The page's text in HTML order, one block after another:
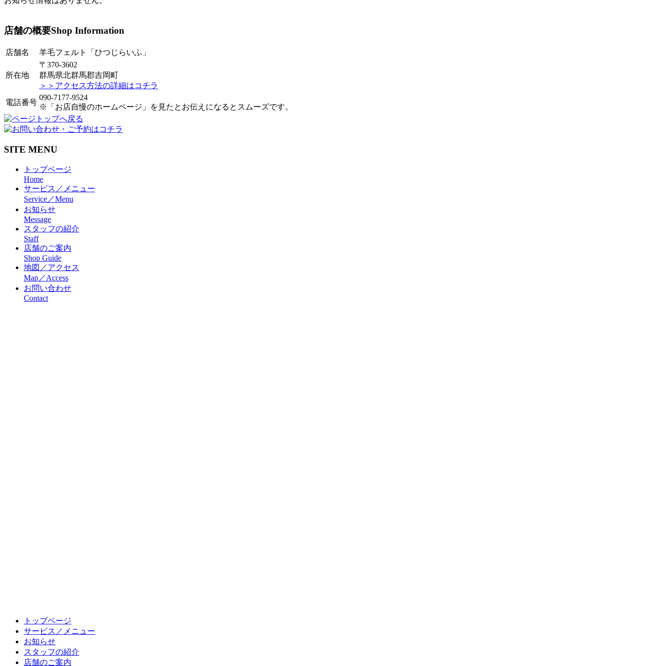
店舗の概要Shop Information
店舗名 羊毛フェルト「ひつじらいふ」
所在地
〒370-3602
群馬県北群馬郡吉岡町
＞＞アクセス方法の詳細はコチラ
電話番号
090-7177-9524
※「お店自慢のホームページ」を見たとお伝えになるとスムーズです。
SITE MENU
トップページ
Home
サービス／メニュー
Service／Menu
お知らせ
Message
スタッフの紹介
Staff
店舗のご案内
Shop Guide
地図／アクセス
Map／Access
お問い合わせ
Contact
トップページ
サービス／メニュー
お知らせ
スタッフの紹介
店舗のご案内